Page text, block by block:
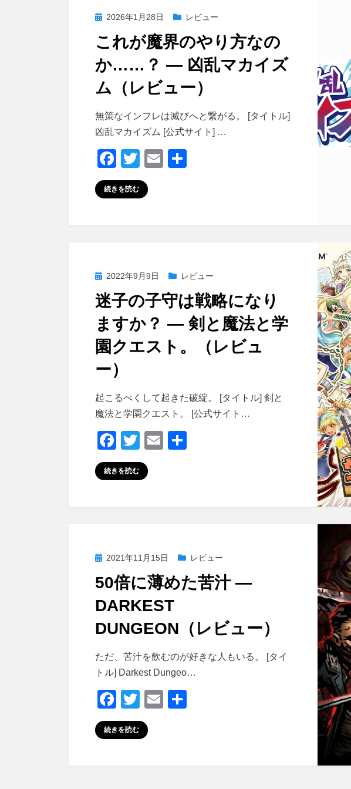
投
日:
2026年1月28日 レビュー
これが魔界のやり方なの
か……？ ― 凶乱マカイズ
ム（レビュー）
投稿者 おわむぎ
無策なインフレは滅びへと繋がる。 [タイトル]
凶乱マカイズム [公式サイト] …
F
a
c
o
k
T
wi
tt
E
続きを読む
投
日:
2022年9月9日 レビュー
迷子の子守は戦略になり
ますか？ ― 剣と魔法と学
園クエスト。（レビュ
ー）
投稿者 おわむぎ
起こるべくして起きた破綻。 [タイトル] 剣と
魔法と学園クエスト。 [公式サイト…
F
a
c
o
k
T
wi
tt
E
続きを読む
投
日:
2021年11月15日 レビュー
50倍に薄めた苦汁 ―
DARKEST
DUNGEON（レビュー）
投稿者おわむぎ
ただ、苦汁を飲むのが好きな人もいる。 [タイ
トル] Darkest Dungeo…
F
a
c
T
wi
tt
E
続きを読む